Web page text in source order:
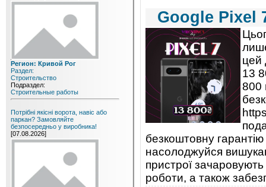
Регион: Кривой Рог
Раздел:
Строительство
Подраздел:
Строительные работы
Потрібні якісні ворота, навіс або
паркан? Замовляйте
безпосередньо у виробника!
[07.08.2026]
Gооgle Рixel
цей
13
800
безкоштовну
насолоджуйся
пристрої
роботи, а також